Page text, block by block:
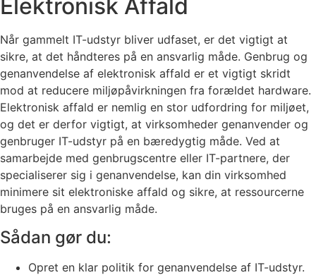
Elektronisk Affald
Når gammelt IT-udstyr bliver udfaset, er det vigtigt at
sikre, at det håndteres på en ansvarlig måde. Genbrug og
genanvendelse af elektronisk affald er et vigtigt skridt
mod at reducere miljøpåvirkningen fra forældet hardware.
Elektronisk affald er nemlig en stor udfordring for miljøet,
og det er derfor vigtigt, at virksomheder genanvender og
genbruger IT-udstyr på en bæredygtig måde. Ved at
samarbejde med genbrugscentre eller IT-partnere, der
specialiserer sig i genanvendelse, kan din virksomhed
minimere sit elektroniske affald og sikre, at ressourcerne
bruges på en ansvarlig måde.
Sådan gør du:
Opret en klar politik for genanvendelse af IT-udstyr.